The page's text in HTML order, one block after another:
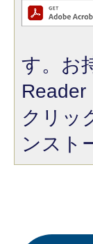
す。お
Reader
クリッ
ンスト